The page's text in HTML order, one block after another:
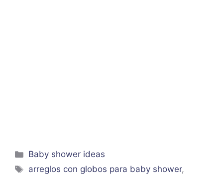
Categorías
Baby shower ideas
Etiquetas
arreglos con globos para baby shower,